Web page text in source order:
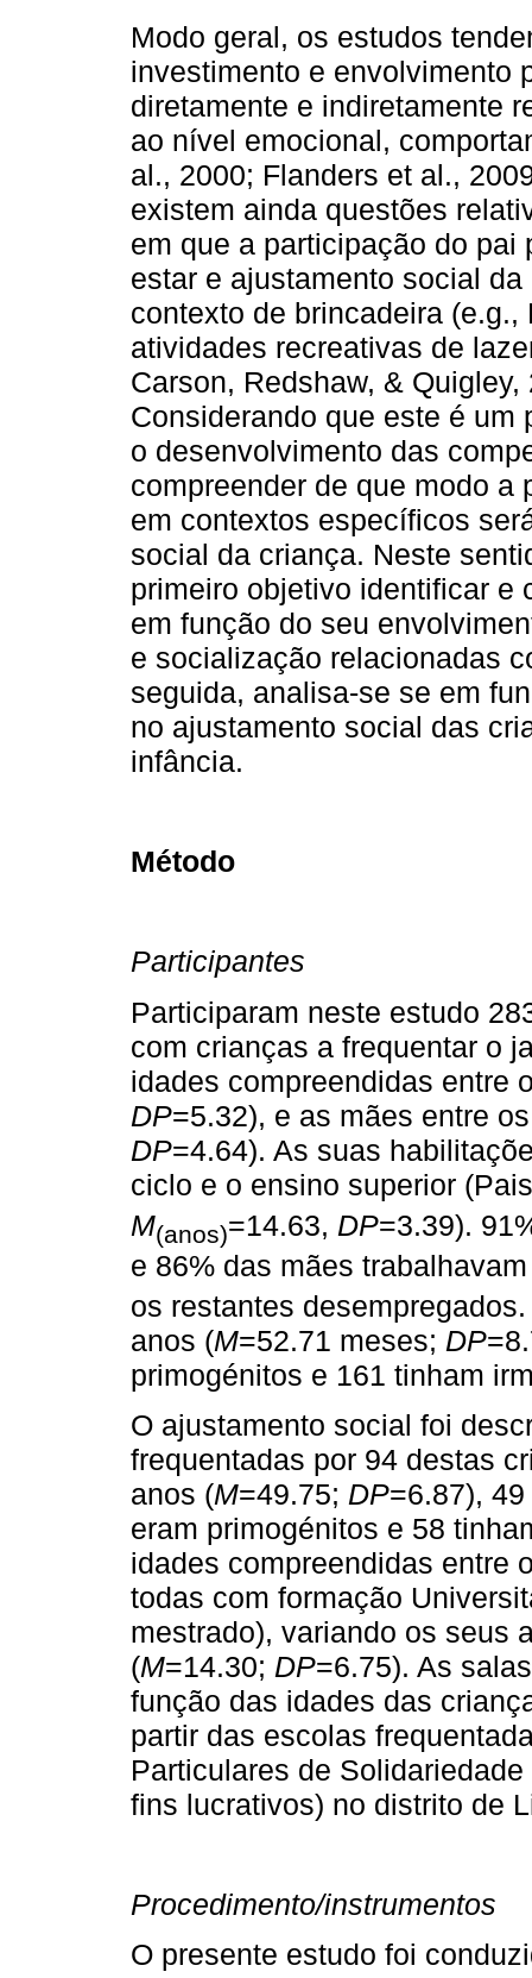
Modo geral, os estudos
investimento e envolvimento
diretamente e indiretamente
ao nível emocional,
al., 2000; Flanders et al.,
existem ainda questões
em que a participação do pai
estar e ajustamento social
contexto de brincadeira
atividades recreativas de
Carson, Redshaw, &
Considerando que este é um
o desenvolvimento das
compreender de que modo a
em contextos específicos
social da criança. Neste
primeiro objetivo identificar e
em função do seu
e socialização relacionadas
seguida, analisa-se se em
no ajustamento social das
infância.
Método
Participantes
Participaram neste estudo
com crianças a frequentar o
idades compreendidas entre
DP=5.32), e as mães entre
DP=4.64). As suas
ciclo e o ensino superior
M(anos)=14.63, DP=3.39).
e 86% das mães
os restantes
anos (M=52.71 meses; DP
primogénitos e 161 tinham
O ajustamento social foi
frequentadas por 94 destas
anos (M=49.75; DP=6.87),
eram primogénitos e 58
idades compreendidas entre
todas com formação
mestrado), variando os seus
(M=14.30; DP=6.75). As
função das idades das
partir das escolas
Particulares de
fins lucrativos) no distrito de
Procedimento/instrumentos
O presente estudo foi